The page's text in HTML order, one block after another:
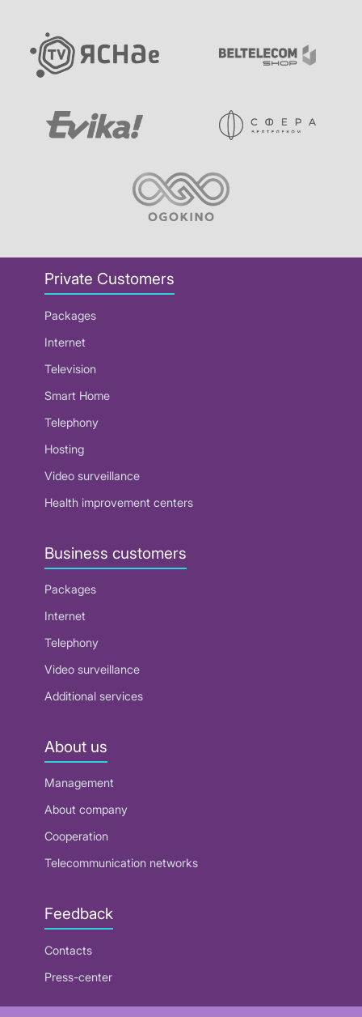
Private Customers
Packages
Internet
Television
Smart Home
Telephony
Hosting
Video surveillance
Health improvement centers
Business customers
Packages
Internet
Telephony
Video surveillance
Additional services
About us
Management
About company
Cooperation
Telecommunication networks
Feedback
Contacts
Press-center